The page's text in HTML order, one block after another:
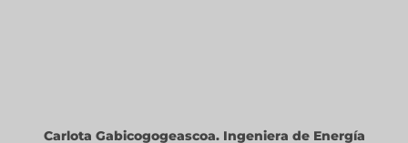
Carlota Gabicogogeascoa. Ingeniera de Energía